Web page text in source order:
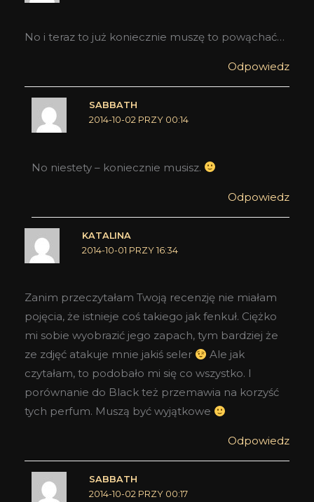
No i teraz to już koniecznie muszę to powąchać…
Odpowiedz
SABBATH
2014-10-02 PRZY 00:14
No niestety – koniecznie musisz.
Odpowiedz
KATALINA
2014-10-01 PRZY 16:34
Zanim przeczytałam Twoją recenzję nie miałam
pojęcia, że istnieje coś takiego jak fenkuł. Ciężko
mi sobie wyobrazić jego zapach, tym bardziej że
ze zdjęć atakuje mnie jakiś seler
Ale jak
czytałam, to podobało mi się co wszystko. I
porównanie do Black też przemawia na korzyść
tych perfum. Muszą być wyjątkowe
Odpowiedz
SABBATH
2014-10-02 PRZY 00:17